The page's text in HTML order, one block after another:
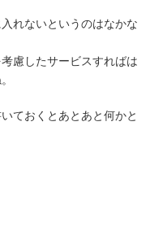
れないというのはなかな
慮したサービスすればは
ておくとあとあと何かと